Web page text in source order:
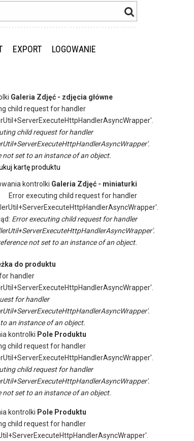
EXPORT LOGOWANIE
Galeria Zdjęć - zdjęcia główne
child request for handler
child request for handler
not set to an instance of an object.
kartę produktu
kontrolki Galeria Zdjęć - miniaturki
Error executing child request for handler
Error executing child request for handler
not set to an instance of an object.
do produktu
handler
for handler
an instance of an object.
kontrolki Pole Produktu
child request for handler
child request for handler
not set to an instance of an object.
kontrolki Pole Produktu
child request for handler